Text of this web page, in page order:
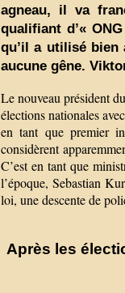
agneau, il va
qualifiant d’«
qu’il a utilisé bien
aucune gêne.
Le nouveau président
élections nationales
en tant que premier
considèrent
C’est en tant que
l’époque, Sebastian
loi, une descente de
Après les